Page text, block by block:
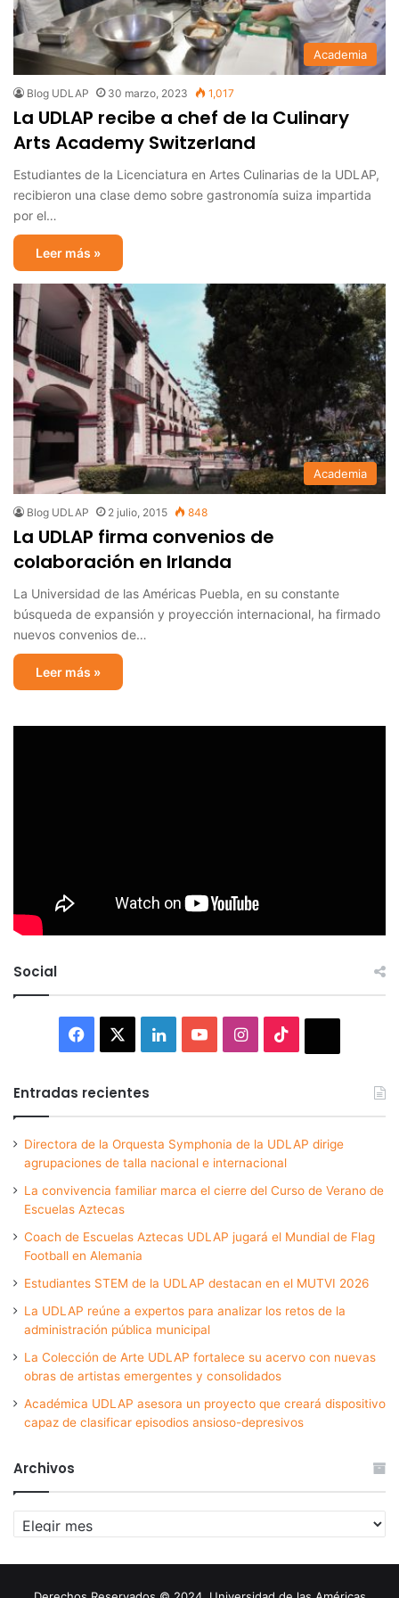
Academia
Blog UDLAP 30 marzo, 2023 1,017
La UDLAP recibe a chef de la Culinary
Arts Academy Switzerland
Estudiantes de la Licenciatura en Artes Culinarias de la UDLAP,
recibieron una clase demo sobre gastronomía suiza impartida
por el…
Leer más »
Academia
Blog UDLAP 2 julio, 2015 848
La UDLAP firma convenios de
colaboración en Irlanda
La Universidad de las Américas Puebla, en su constante
búsqueda de expansión y proyección internacional, ha firmado
nuevos convenios de…
Leer más »
Social
Facebook LinkedInYouTubeInstagram
Entradas recientes
Directora de la Orquesta Symphonia de la UDLAP dirige
agrupaciones de talla nacional e internacional
La convivencia familiar marca el cierre del Curso de Verano de
Escuelas Aztecas
Coach de Escuelas Aztecas UDLAP jugará el Mundial de Flag
Football en Alemania
Estudiantes STEM de la UDLAP destacan en el MUTVI 2026
La UDLAP reúne a expertos para analizar los retos de la
administración pública municipal
La Colección de Arte UDLAP fortalece su acervo con nuevas
obras de artistas emergentes y consolidados
Académica UDLAP asesora un proyecto que creará dispositivo
capaz de clasificar episodios ansioso-depresivos
Archivos
Archivos